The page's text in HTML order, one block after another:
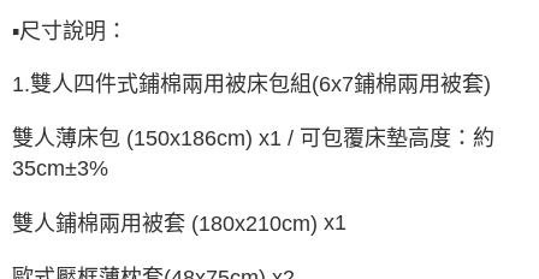
▪尺寸說明：
1.雙人四件式鋪棉兩用被床包組 (6x7鋪棉兩用被套)
雙人薄床包 (150x186cm) x1 / 可包覆床墊高度：約
35cm±3%
雙人鋪棉兩用被套 (180x210cm) x1